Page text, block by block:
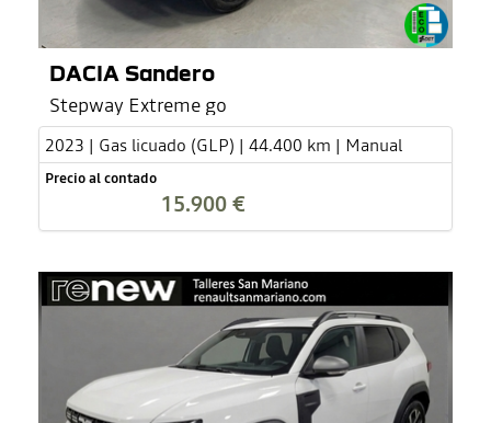
DACIA Sandero
Stepway Extreme go
2023 | Gas licuado (GLP) | 44.400 km | Manual
Precio al contado
15.900 €